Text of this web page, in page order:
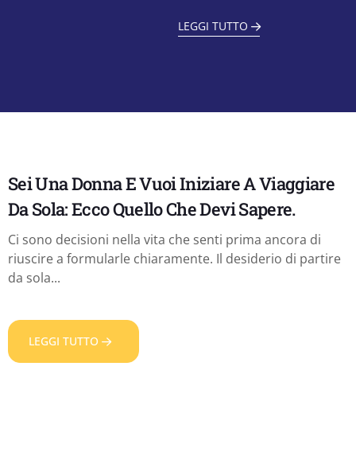
LEGGI TUTTO
Sei Una Donna E Vuoi Iniziare A Viaggiare
Da Sola: Ecco Quello Che Devi Sapere.
Ci sono decisioni nella vita che senti prima ancora di
riuscire a formularle chiaramente. Il desiderio di partire
da sola...
LEGGI TUTTO